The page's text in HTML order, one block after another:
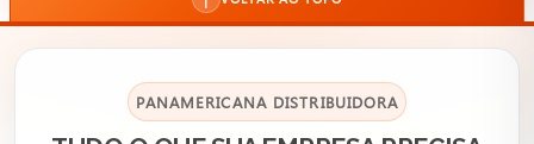
PANAMERICANA DISTRIBUIDORA